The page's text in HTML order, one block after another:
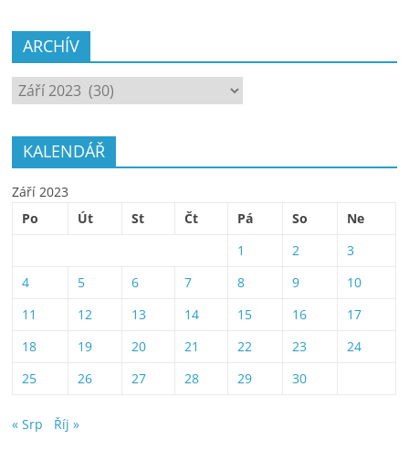
ARCHÍV
ARCHÍV
KALENDÁŘ
Září 2023
Po
Út St Čt Pá So
Ne
1
2
3
4
5 6 7 8 9
10
11
12 13 14 15 16
17
18
19 20 21 22 23
24
25
26 27 28 29 30
« Srp Říj »